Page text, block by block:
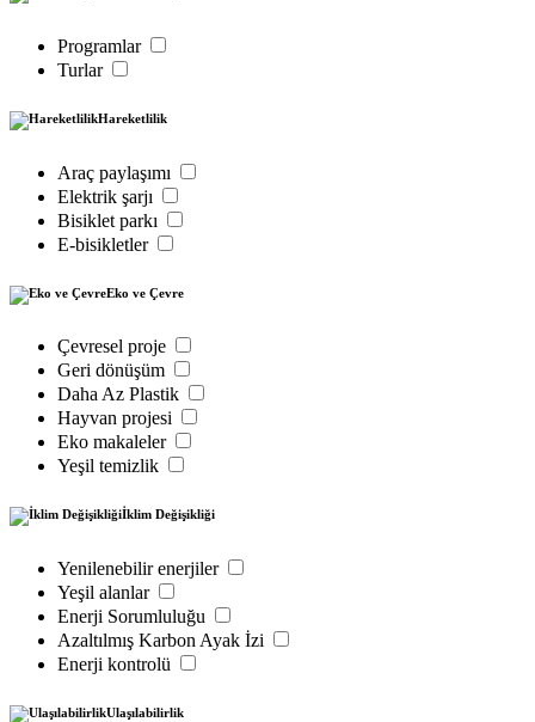
Programlar
Turlar
Hareketlilik
Araç paylaşımı
Elektrik şarjı
Bisiklet parkı
E-bisikletler
Eko ve Çevre
Çevresel proje
Geri dönüşüm
Daha Az Plastik
Hayvan projesi
Eko makaleler
Yeşil temizlik
İklim Değişikliği
Yenilenebilir enerjiler
Yeşil alanlar
Enerji Sorumluluğu
Azaltılmış Karbon Ayak İzi
Enerji kontrolü
Ulaşılabilirlik